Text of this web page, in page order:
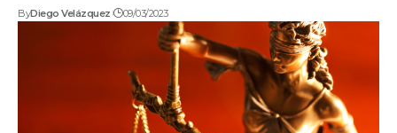
ByDiego Velázquez 09/03/2023